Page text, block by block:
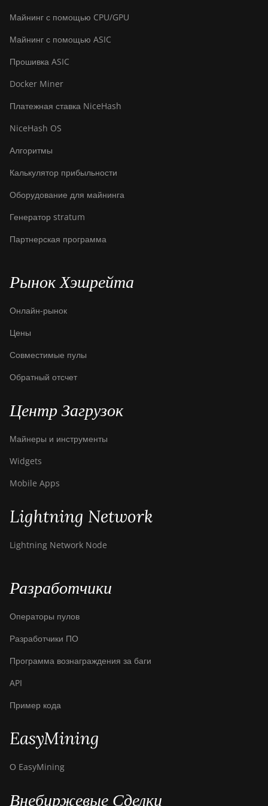
Hyd. (580Th)
BITMAIN Antminer S23
Imm. (442Th)
BITMAIN Antminer S23e
Hydro (145Th)
BITMAIN Antminer T19
Hydro (158Th)
BITMAIN Antminer T21
(190TH)
Baikal Giant X10
Baikal Giant+
Bitdeer SealMiner A2 Hyd
Bitdeer SealMiner A2 Pro
Bitdeer SealMiner A2 Pro
Hydro
Bitdeer SealMiner A3 Pro
Air
Bitdeer SealMiner A3 Pro
Air
Hydro
Ultra Hydro
Bitdeer SealMiner DL1
Bitmain Antminer AL1
Canaan Avalon A15-194T
Майнинг с помощью CPU/GPU
Майнинг с помощью ASIC
Прошивка ASIC
Docker Miner
Платежная ставка NiceHash
NiceHash OS
Алгоритмы
Калькулятор прибыльности
Оборудование для майнинга
Генератор stratum
Партнерская программа
Рынок Хэшрейта
Онлайн-рынок
Цены
Совместимые пулы
Обратный отсчет
Центр Загрузок
Майнеры и инструменты
Widgets
Mobile Apps
Lightning Network
Lightning Network Node
Разработчики
Операторы пулов
Разработчики ПО
Программа вознаграждения за баги
API
Пример кода
EasyMining
О EasyMining
Внебиржевые Сделки